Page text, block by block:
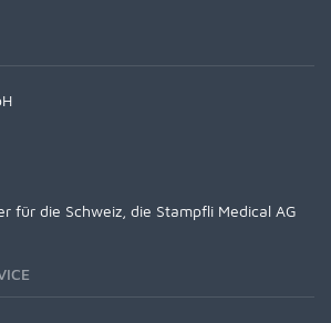
für die Schweiz, die Stampfli Medical AG